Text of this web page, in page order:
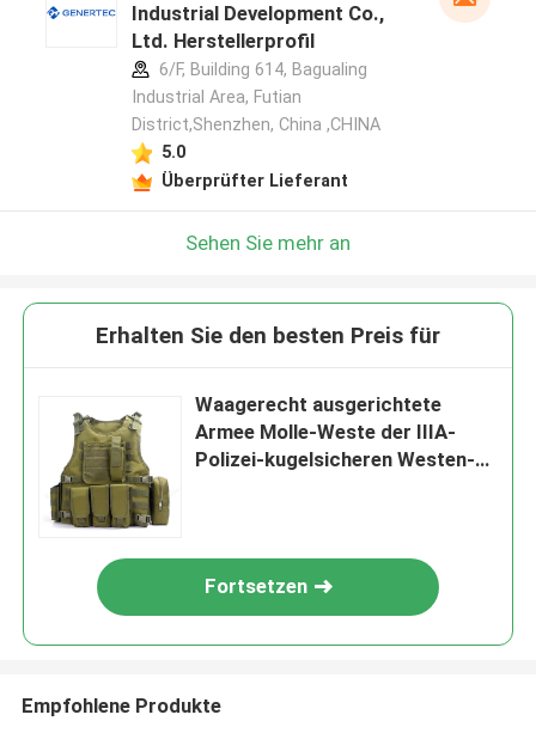
Industrial Development Co.,
Ltd. Herstellerprofil
6/F, Building 614, Bagualing
Industrial Area, Futian
District,Shenzhen, China ,CHINA
5.0
Überprüfter Lieferant
Sehen Sie mehr an
Erhalten Sie den besten Preis für
Waagerecht ausgerichtete
Armee Molle-Weste der IIIA-
Polizei-kugelsicheren Westen-
Fortsetzen
Empfohlene Produkte